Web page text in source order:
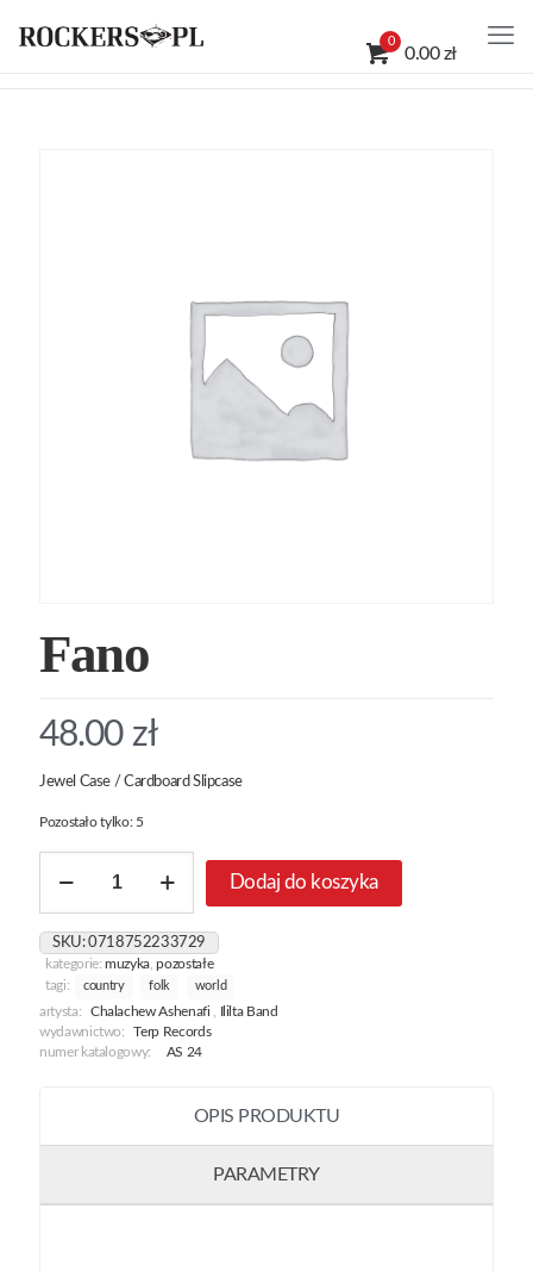
0
0.00 zł
Fano
48.00 zł
Jewel Case / Cardboard Slipcase
Pozostało tylko: 5
Fano
Dodaj do koszyka
SKU:0718752233729
kategorie:muzyka,pozostałe
tagi:
country folk world
artysta: Chalachew Ashenafi ,
Ililta Band
wydawnictwo:
Terp Records
numer katalogowy:
AS 24
OPIS PRODUKTU
PARAMETRY